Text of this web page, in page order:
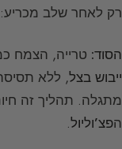
רק לאחר שלב מכריע:
הסוד: טרייה, הצמח
ייבוש בצל, ללא
מתגלה. תהליך זה
הפצ’וליול.